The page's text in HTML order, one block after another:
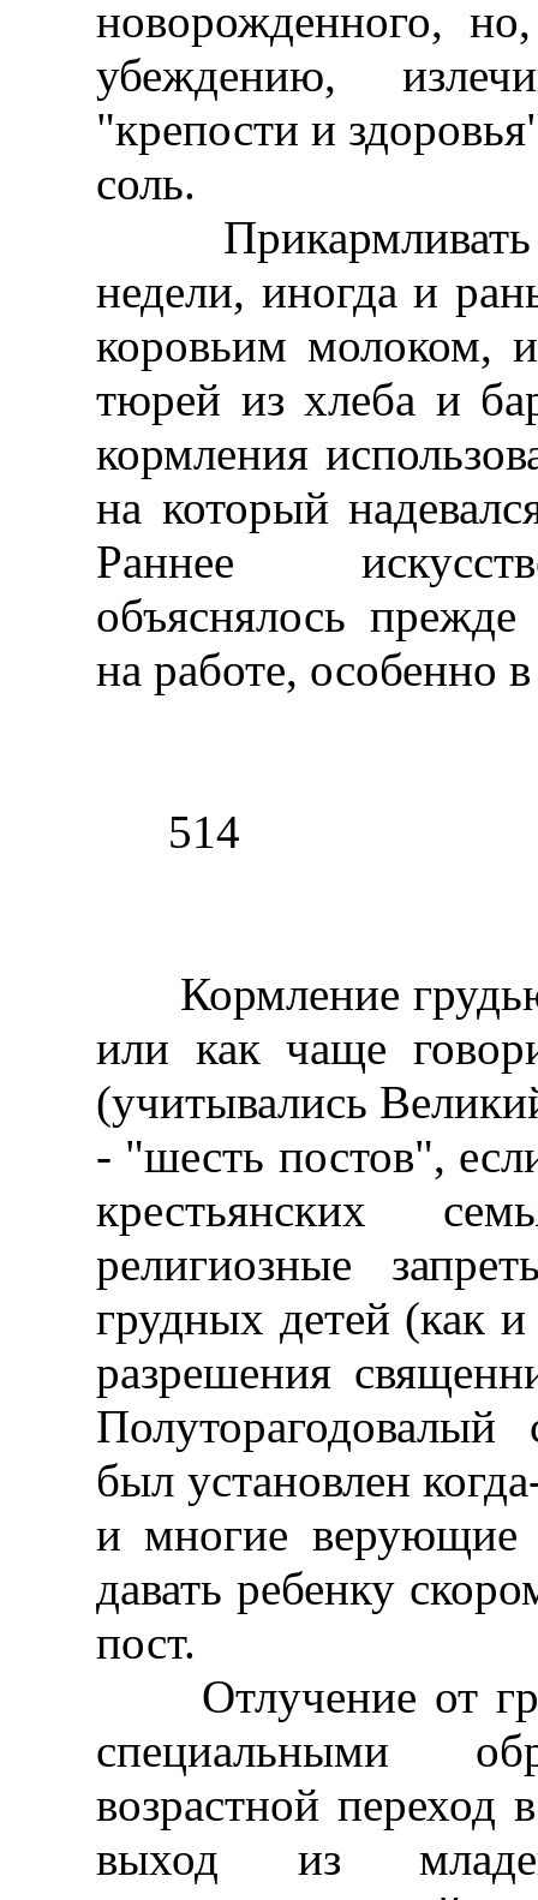
новорожденного,
убеждению,
"крепости и
соль.
Прикармливать
недели, иногда и
коровьим молоком,
тюрей из хлеба и
кормления
на который
Раннее
объяснялось
на работе, особенно
514
Кормление грудью
или как чаще
(учитывались
- "шесть постов",
крестьянских
религиозные
грудных детей (как
разрешения
был установлен
и многие верующие
давать ребенку
пост.
Отлучение от
специальными
возрастной переход
выход из